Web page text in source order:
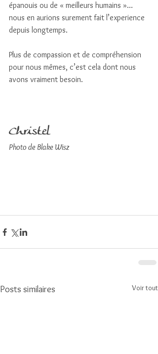
épanouis ou de « meilleurs humains »…
nous en aurions surement fait l’experience
depuis longtemps.
Plus de compassion et de compréhension
pour nous mêmes, c’est cela dont nous
avons vraiment besoin.
Christel
Photo de Blake Wisz
Posts similaires Voir tout